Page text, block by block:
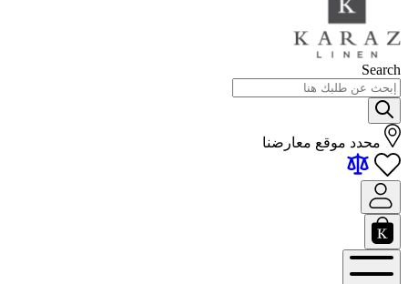
Search
محدد موقع معارضنا